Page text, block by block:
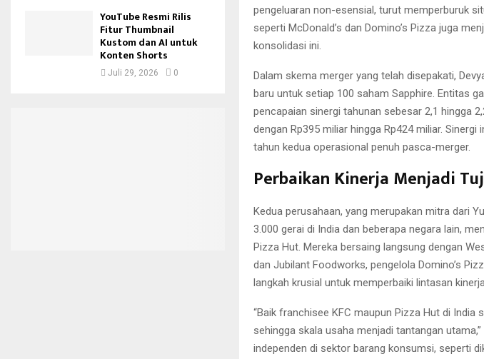
pengeluaran non-esensial, turut memperburuk
seperti McDonald’s dan Domino’s Pizza juga
konsolidasi ini.
Dalam skema merger yang telah disepakati,
baru untuk setiap 100 saham Sapphire. Entitas
pencapaian sinergi tahunan sebesar 2,1 hingga
dengan Rp395 miliar hingga Rp424 miliar.
tahun kedua operasional penuh pasca-merger.
Perbaikan Kinerja Menjadi
Kedua perusahaan, yang merupakan mitra dari
3.000 gerai di India dan beberapa negara lain,
Pizza Hut. Mereka bersaing langsung dengan
dan Jubilant Foodworks, pengelola Domino’s
langkah krusial untuk memperbaiki lintasan
“Baik franchisee KFC maupun Pizza Hut di
sehingga skala usaha menjadi tantangan
independen di sektor barang konsumsi, seperti
YouTube Resmi Rilis
Fitur Thumbnail
Kustom dan AI untuk
Konten Shorts
Juli 29, 2026 0